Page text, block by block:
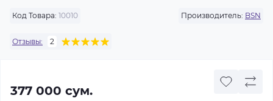
Код Товара: 10010 Производитель: BSN
Отзывы: 2
377 000 сум.